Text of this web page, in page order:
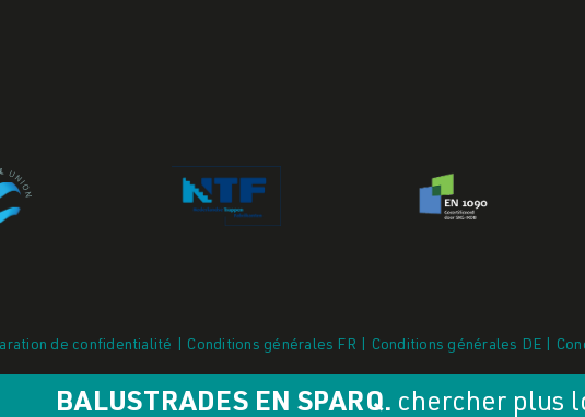
de confidentialité | Conditions générales FR Conditions générales DE
BALUSTRADES EN SPARQ. chercher plus